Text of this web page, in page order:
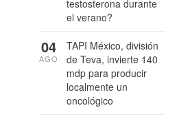
testosterona durante
el verano?
TAPI México, división
de Teva, invierte 140
mdp para producir
localmente un
oncológico
04
AGO